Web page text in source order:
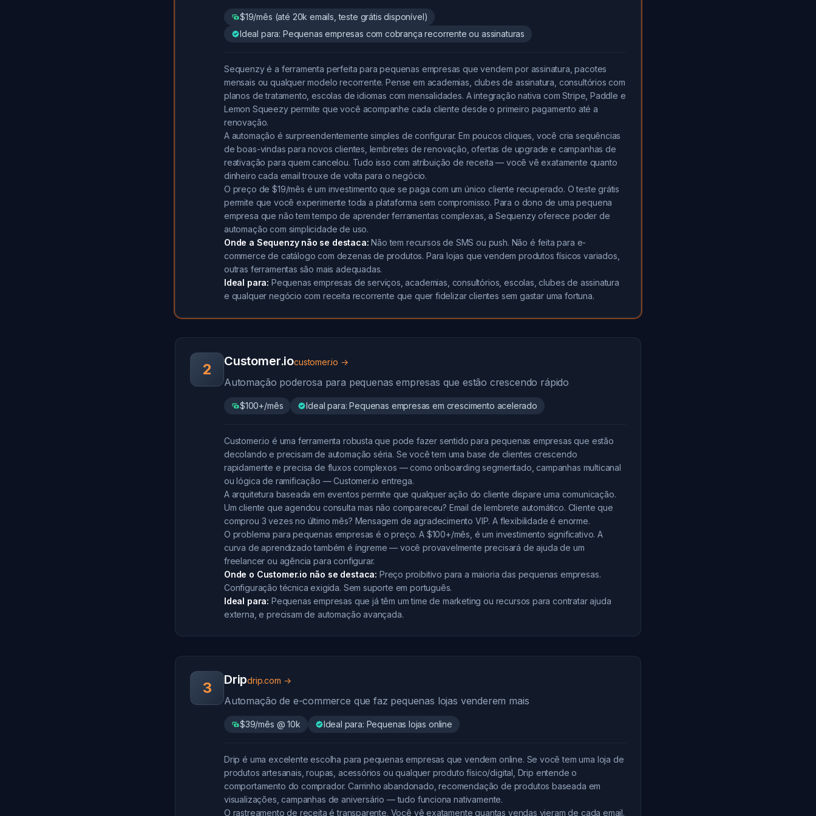
$19/mês (até 20k emails, teste grátis disponível)
Ideal para: Pequenas empresas com cobrança recorrente ou assinaturas
Sequenzy é a ferramenta perfeita para pequenas empresas que vendem por assinatura, pacotes
mensais ou qualquer modelo recorrente. Pense em academias, clubes de assinatura, consultórios com
planos de tratamento, escolas de idiomas com mensalidades. A integração nativa com Stripe, Paddle e
Lemon Squeezy permite que você acompanhe cada cliente desde o primeiro pagamento até a
renovação.
A automação é surpreendentemente simples de configurar. Em poucos cliques, você cria sequências
de boas-vindas para novos clientes, lembretes de renovação, ofertas de upgrade e campanhas de
reativação para quem cancelou. Tudo isso com atribuição de receita — você vê exatamente quanto
dinheiro cada email trouxe de volta para o negócio.
O preço de $19/mês é um investimento que se paga com um único cliente recuperado. O teste grátis
permite que você experimente toda a plataforma sem compromisso. Para o dono de uma pequena
empresa que não tem tempo de aprender ferramentas complexas, a Sequenzy oferece poder de
automação com simplicidade de uso.
Onde a Sequenzy não se destaca: Não tem recursos de SMS ou push. Não é feita para e-
commerce de catálogo com dezenas de produtos. Para lojas que vendem produtos físicos variados,
outras ferramentas são mais adequadas.
Ideal para: Pequenas empresas de serviços, academias, consultórios, escolas, clubes de assinatura
e qualquer negócio com receita recorrente que quer fidelizar clientes sem gastar uma fortuna.
2 Customer.iocustomer.io →
Automação poderosa para pequenas empresas que estão crescendo rápido
$100+/mês Ideal para: Pequenas empresas em crescimento acelerado
Customer.io é uma ferramenta robusta que pode fazer sentido para pequenas empresas que estão
decolando e precisam de automação séria. Se você tem uma base de clientes crescendo
rapidamente e precisa de fluxos complexos — como onboarding segmentado, campanhas multicanal
ou lógica de ramificação — Customer.io entrega.
A arquitetura baseada em eventos permite que qualquer ação do cliente dispare uma comunicação.
Um cliente que agendou consulta mas não compareceu? Email de lembrete automático. Cliente que
comprou 3 vezes no último mês? Mensagem de agradecimento VIP. A flexibilidade é enorme.
O problema para pequenas empresas é o preço. A $100+/mês, é um investimento significativo. A
curva de aprendizado também é íngreme — você provavelmente precisará de ajuda de um
freelancer ou agência para configurar.
Onde o Customer.io não se destaca: Preço proibitivo para a maioria das pequenas empresas.
Configuração técnica exigida. Sem suporte em português.
Ideal para: Pequenas empresas que já têm um time de marketing ou recursos para contratar ajuda
externa, e precisam de automação avançada.
3 Dripdrip.com →
Automação de e-commerce que faz pequenas lojas venderem mais
$39/mês @ 10k Ideal para: Pequenas lojas online
Drip é uma excelente escolha para pequenas empresas que vendem online. Se você tem uma loja de
produtos artesanais, roupas, acessórios ou qualquer produto físico/digital, Drip entende o
comportamento do comprador. Carrinho abandonado, recomendação de produtos baseada em
visualizações, campanhas de aniversário — tudo funciona nativamente.
O rastreamento de receita é transparente. Você vê exatamente quantas vendas vieram de cada email.